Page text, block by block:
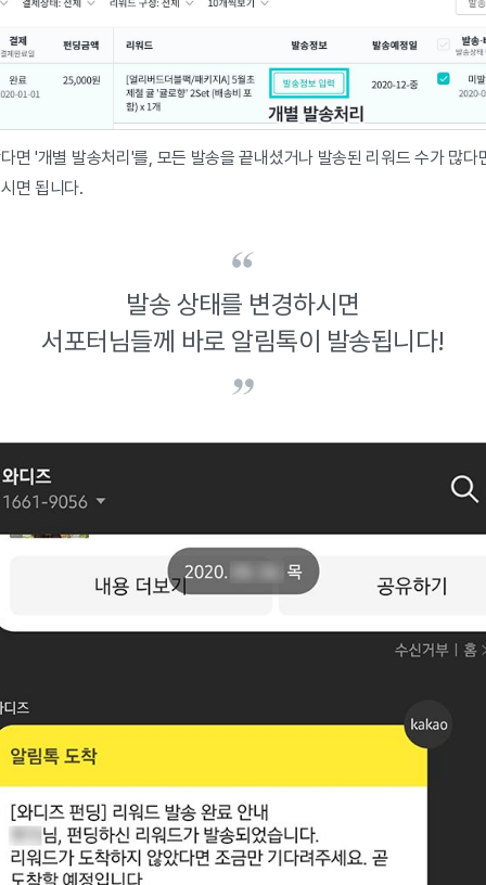
면 '개별 발송처리'를, 모든 발송을 끝내셨거나 발송된 리워드 수가 많다
면 됩니다.
발송 상태를 변경하시면
서포터님들께 바로 알림톡이 발송됩니다!